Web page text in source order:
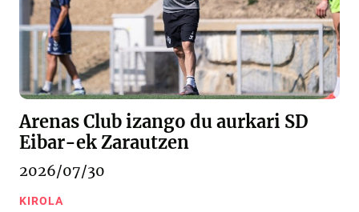
Arenas Club izango du aurkari SD
Eibar-ek Zarautzen
2026/07/30
KIROLA